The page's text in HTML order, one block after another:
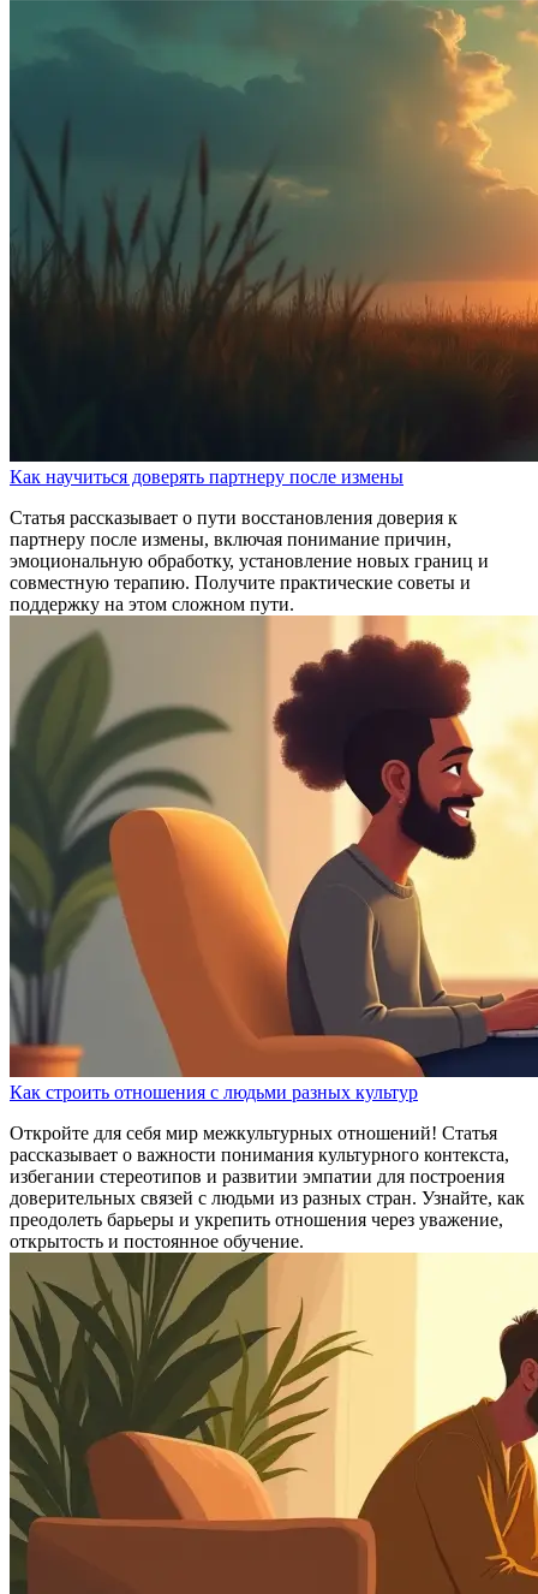
Как научиться доверять партнеру после измены
Статья рассказывает о пути восстановления доверия к
партнеру после измены, включая понимание причин,
эмоциональную обработку, установление новых границ и
совместную терапию. Получите практические советы и
поддержку на этом сложном пути.
Как строить отношения с людьми разных культур
Откройте для себя мир межкультурных отношений! Статья
рассказывает о важности понимания культурного контекста,
избегании стереотипов и развитии эмпатии для построения
доверительных связей с людьми из разных стран. Узнайте, как
преодолеть барьеры и укрепить отношения через уважение,
открытость и постоянное обучение.